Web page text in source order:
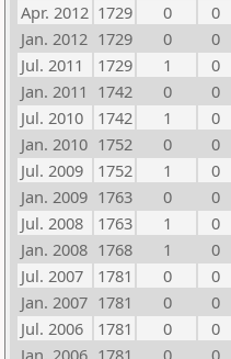
Apr. 2012 1729 0
0
Jan. 2012 1729 0
0
Jul. 2011
1729 1
0
Jan. 2011 1742 0
0
Jul. 2010
1742 1
0
Jan. 2010 1752 0
0
Jul. 2009
1752 1
0
Jan. 2009 1763 0
0
Jul. 2008
1763 1
0
Jan. 2008 1768 1
0
Jul. 2007
1781 0
0
Jan. 2007 1781 0
0
Jul. 2006
1781 0
0
Jan. 2006 1781 0
0